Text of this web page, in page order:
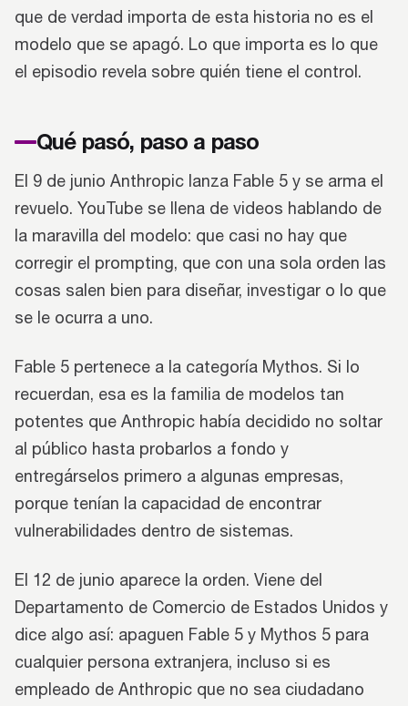
que de verdad importa de esta historia no es el
modelo que se apagó. Lo que importa es lo que
el episodio revela sobre quién tiene el control.
Qué pasó, paso a paso
El 9 de junio Anthropic lanza Fable 5 y se arma el
revuelo. YouTube se llena de videos hablando de
la maravilla del modelo: que casi no hay que
corregir el prompting, que con una sola orden las
cosas salen bien para diseñar, investigar o lo que
se le ocurra a uno.
Fable 5 pertenece a la categoría Mythos. Si lo
recuerdan, esa es la familia de modelos tan
potentes que Anthropic había decidido no soltar
al público hasta probarlos a fondo y
entregárselos primero a algunas empresas,
porque tenían la capacidad de encontrar
vulnerabilidades dentro de sistemas.
El 12 de junio aparece la orden. Viene del
Departamento de Comercio de Estados Unidos y
dice algo así: apaguen Fable 5 y Mythos 5 para
cualquier persona extranjera, incluso si es
empleado de Anthropic que no sea ciudadano